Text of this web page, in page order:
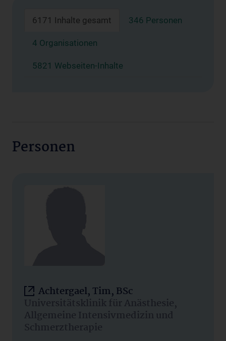
6171 Inhalte gesamt 346 Personen
4 Organisationen
5821 Webseiten-Inhalte
Personen
Achtergael, Tim, BSc
Universitätsklinik für Anästhesie,
Allgemeine Intensivmedizin und
Schmerztherapie